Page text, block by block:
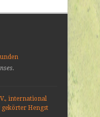
international
Hengst